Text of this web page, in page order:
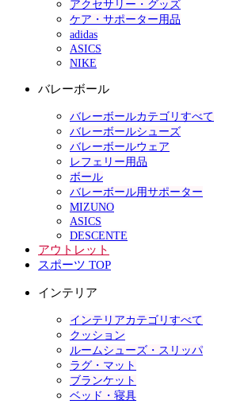
アクセサリー・グッズ
ケア・サポーター用品
adidas
ASICS
NIKE
バレーボール
バレーボールカテゴリすべて
バレーボールシューズ
バレーボールウェア
レフェリー用品
ボール
バレーボール用サポーター
MIZUNO
ASICS
DESCENTE
アウトレット
スポーツ TOP
インテリア
インテリアカテゴリすべて
クッション
ルームシューズ・スリッパ
ラグ・マット
ブランケット
ベッド・寝具